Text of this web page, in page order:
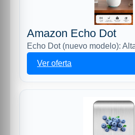
Amazon Echo Dot
Echo Dot (nuevo modelo):
Ver oferta